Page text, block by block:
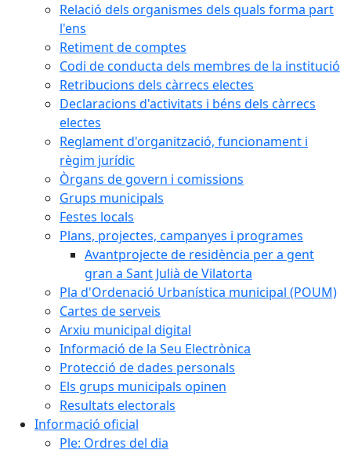
Relació dels organismes dels quals forma part
l'ens
Retiment de comptes
Codi de conducta dels membres de la institució
Retribucions dels càrrecs electes
Declaracions d'activitats i béns dels càrrecs
electes
Reglament d'organització, funcionament i
règim jurídic
Òrgans de govern i comissions
Grups municipals
Festes locals
Plans, projectes, campanyes i programes
Avantprojecte de residència per a gent
gran a Sant Julià de Vilatorta
Pla d'Ordenació Urbanística municipal (POUM)
Cartes de serveis
Arxiu municipal digital
Informació de la Seu Electrònica
Protecció de dades personals
Els grups municipals opinen
Resultats electorals
Informació oficial
Ple: Ordres del dia